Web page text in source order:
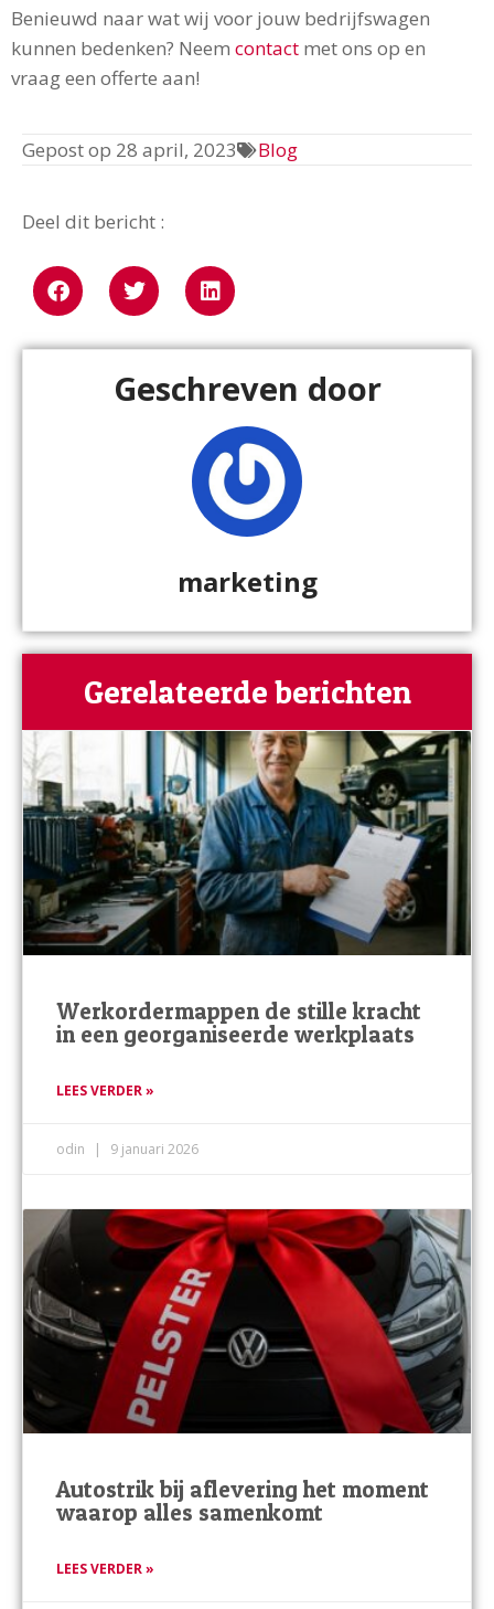
Benieuwd naar wat wij voor jouw bedrijfswagen
kunnen bedenken? Neem contact met ons op en
vraag een offerte aan!
Gepost op 28 april, 2023 Blog
Deel dit bericht :
Geschreven door
marketing
Gerelateerde berichten
Werkordermappen de stille kracht
in een georganiseerde werkplaats
LEES VERDER »
odin 9 januari 2026
Autostrik bij aflevering het moment
waarop alles samenkomt
LEES VERDER »